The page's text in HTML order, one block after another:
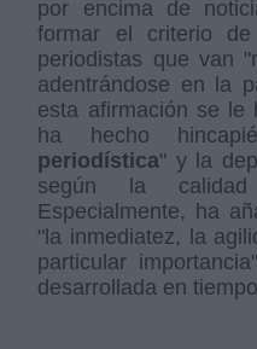
por encima de
formar el criterio
periodistas que van
adentrándose en la
esta afirmación se le
ha hecho
periodística" y la
según la
Especialmente, ha
"la inmediatez, la
particular
desarrollada en